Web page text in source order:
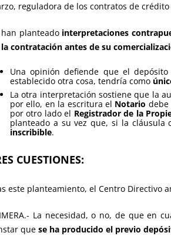
reguladora de los contratos de
han planteado interpretaciones
contratación antes de su
Una opinión defiende que el
establecido otra cosa, tendría como
La otra interpretación sostiene que la
por ello, en la escritura el Notario debe
por otro lado el Registrador de la
planteado a su vez que, si la cláusula
inscribible.
CUESTIONES:
este planteamiento, el Centro Directivo
La necesidad, o no, de que en
que se ha producido el previo